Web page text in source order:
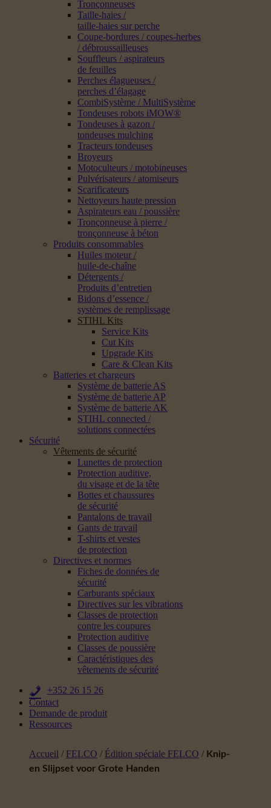
Tronçonneuses
Taille-haies /
taille-haies sur perche
Coupe-bordures / coupes-herbes
/ débroussailleuses
Souffleurs / aspirateurs
de feuilles
Perches élagueuses /
perches d’élagage
CombiSystème / MultiSystème
Tondeuses robots iMOW®
Tondeuses à gazon /
tondeuses mulching
Tracteurs tondeuses
Broyeurs
Motoculteurs / motobineuses
Pulvérisateurs / atomiseurs
Scarificateurs
Nettoyeurs haute pression
Aspirateurs eau / poussière
Tronçonneuse à pierre /
tronçonneuse à béton
Produits consommables
Huiles moteur /
huile-de-chaîne
Détergents /
Produits d’entretien
Bidons d’essence /
systèmes de remplissage
STIHL Kits
Service Kits
Cut Kits
Upgrade Kits
Care & Clean Kits
Batteries et chargeurs
Système de batterie AS
Système de batterie AP
Système de batterie AK
STIHL connected /
solutions connectées
Sécurité
Vêtements de sécurité
Lunettes de protection
Protection auditive,
du visage et de la tête
Bottes et chaussures
de sécurité
Pantalons de travail
Gants de travail
T-shirts et vestes
de protection
Directives et normes
Fiches de données de
sécurité
Carburants spéciaux
Directives sur les vibrations
Classes de protection
contre les coupures
Protection auditive
Classes de poussière
Caractéristiques des
vêtements de sécurité
+352 26 15 26
Contact
Demande de produit
Ressources
Accueil / FELCO / Édition spéciale FELCO / Knip-
en Slijpset voor Grote Handen